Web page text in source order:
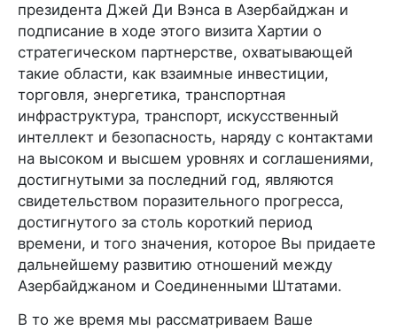
президента Джей Ди Вэнса в Азербайджан и
подписание в ходе этого визита Хартии о
стратегическом партнерстве, охватывающей
такие области, как взаимные инвестиции,
торговля, энергетика, транспортная
инфраструктура, транспорт, искусственный
интеллект и безопасность, наряду с контактами
на высоком и высшем уровнях и соглашениями,
достигнутыми за последний год, являются
свидетельством поразительного прогресса,
достигнутого за столь короткий период
времени, и того значения, которое Вы придаете
дальнейшему развитию отношений между
Азербайджаном и Соединенными Штатами.
В то же время мы рассматриваем Ваше